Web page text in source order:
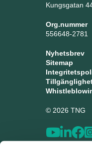
Kungsgatan
Org.nummer
556648-2781
Nyhetsbrev
Sitemap
© 2026 TNG